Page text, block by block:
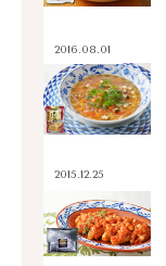
2016.08.01
2015.12.25